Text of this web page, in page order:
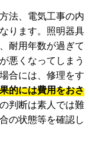
法、電気工事の内
ります。照明器具
耐用年数が過ぎて
悪くなってしまう
合には、修理をす
的には費用をおさ
判断は素人では難
の状態等を確認し